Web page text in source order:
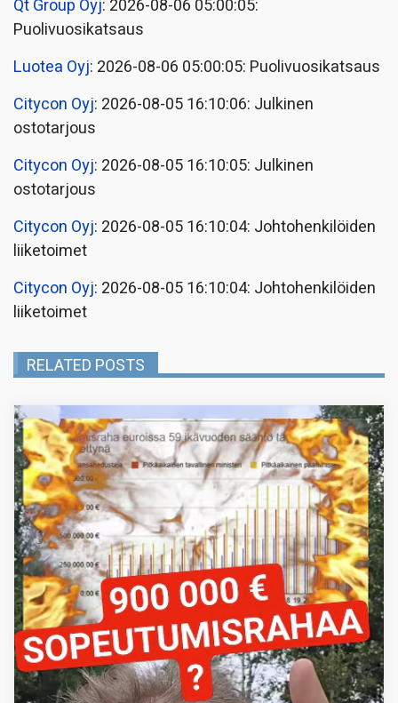
Qt Group Oyj: 2026-08-06 05:00:05:
Puolivuosikatsaus
Luotea Oyj: 2026-08-06 05:00:05: Puolivuosikatsaus
Citycon Oyj: 2026-08-05 16:10:06: Julkinen
ostotarjous
Citycon Oyj: 2026-08-05 16:10:05: Julkinen
ostotarjous
Citycon Oyj: 2026-08-05 16:10:04: Johtohenkilöiden
liiketoimet
Citycon Oyj: 2026-08-05 16:10:04: Johtohenkilöiden
liiketoimet
RELATED POSTS